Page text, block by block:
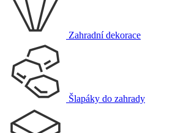
Zahradní dekorace
Šlapáky do zahrady